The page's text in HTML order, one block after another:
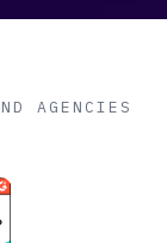
AGENCIES